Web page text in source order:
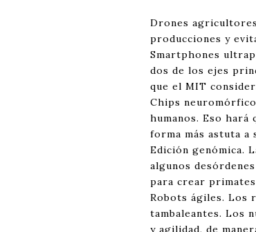
Drones
producciones y
Smartphones
dos de los ejes
que el MIT
Chips
humanos. Eso hará
forma más astuta a
Edición genómica.
algunos
para crear
Robots ágiles. Los
tambaleantes. Los
y agilidad, de